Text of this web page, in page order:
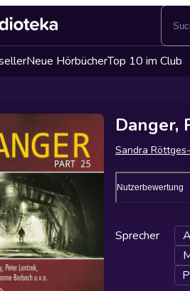
Neue HörbücherTop 10 im Club
Danger,
Sandra
Nutzerbewertung
Sprecher